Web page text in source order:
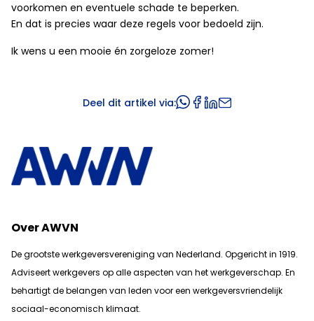
voorkomen en eventuele schade te beperken.
En dat is precies waar deze regels voor bedoeld zijn.
Ik wens u een mooie én zorgeloze zomer!
Deel dit artikel via:
Over AWVN
De grootste werkgeversvereniging van Nederland. Opgericht in 1919.
Adviseert werkgevers op alle aspecten van het werkgeverschap. En
behartigt de belangen van leden voor een werkgeversvriendelijk
sociaal-economisch klimaat.